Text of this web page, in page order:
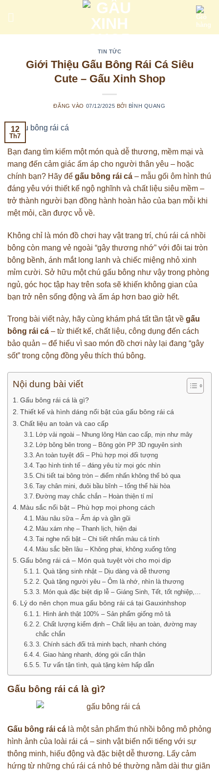
TIN TỨC
Giới Thiệu Gấu Bông Rái Cá Siêu
Cute – Gấu Xinh Shop
ĐĂNG VÀO 07/12/2025 BỞI BÌNH QUANG
12
Th7
Bạn đang tìm kiếm một món quà dễ thương, mềm mại và
mang đến cảm giác ấm áp cho người thân yêu – hoặc
chính bạn? Hãy để gấu bông rái cá – mẫu gối ôm hình thú
đáng yêu với thiết kế ngộ nghĩnh và chất liệu siêu mềm –
trở thành người bạn đồng hành hoàn hảo của bạn mỗi khi
mệt mỏi, cần được vỗ về.
Không chỉ là món đồ chơi hay vật trang trí, chú rái cá nhồi
bông còn mang vẻ ngoài “gây thương nhớ” với đôi tai tròn
bông bềnh, ánh mắt long lanh và chiếc miệng nhỏ xinh
mỉm cười. Sở hữu một chú gấu bông như vậy trong phòng
ngủ, góc học tập hay trên sofa sẽ khiến không gian của
bạn trở nên sống động và ấm áp hơn bao giờ hết.
Trong bài viết này, hãy cùng khám phá tất tần tật về gấu
bông rái cá – từ thiết kế, chất liệu, công dụng đến cách
bảo quản – để hiểu vì sao món đồ chơi này lại đang “gây
sốt” trong cộng đồng yêu thích thú bông.
Nội dung bài viết
Gấu bông rái cá là gì?
Thiết kế và hình dáng nổi bật của gấu bông rái cá
Chất liệu an toàn và cao cấp
Lớp vải ngoài – Nhung lông Hàn cao cấp, mịn như mây
Lớp bông bên trong – Bông gòn PP 3D nguyên sinh
An toàn tuyệt đối – Phù hợp mọi đối tượng
Tạo hình tinh tế – đáng yêu từ mọi góc nhìn
Chi tiết tai bông tròn – điểm nhấn không thể bỏ qua
Tay chân mini, đuôi bầu bĩnh – tổng thể hài hòa
Đường may chắc chắn – Hoàn thiện tỉ mỉ
Màu sắc nổi bật – Phù hợp mọi phong cách
Màu nâu sữa – Ấm áp và gần gũi
Màu xám nhẹ – Thanh lịch, hiện đại
Tai nghe nổi bật – Chi tiết nhấn màu cá tính
Màu sắc bền lâu – Không phai, không xuống tông
Gấu bông rái cá – Món quà tuyệt vời cho mọi dịp
1. Quà tặng sinh nhật – Dịu dàng và dễ thương
2. Quà tặng người yêu – Ôm là nhớ, nhìn là thương
3. Món quà đặc biệt dịp lễ – Giáng Sinh, Tết, tốt nghiệp,…
Lý do nên chọn mua gấu bông rái cá tại Gauxinhshop
1. Hình ảnh thật 100% – Sản phẩm giống mô tả
2. Chất lượng kiểm định – Chất liệu an toàn, đường may
chắc chắn
3. Chính sách đổi trả minh bạch, nhanh chóng
4. Giao hàng nhanh, đóng gói cẩn thận
5. Tư vấn tận tình, quà tặng kèm hấp dẫn
Gấu bông rái cá là gì?
Gấu bông rái cá là một sản phẩm thú nhồi bông mô phỏng
hình ảnh của loài rái cá – sinh vật biển nổi tiếng với sự
thông minh, hiếu động và đặc biệt dễ thương. Lấy cảm
hứng từ những chú rái cá nhỏ bé thường nằm dài thư giãn